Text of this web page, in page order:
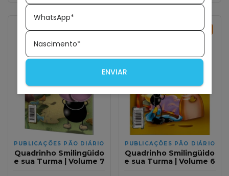
40%OFF
PUBLICAÇÕES PÃO DIÁRIO
Quadrinho Smilingüido
e sua Turma | Volume 7
40%OFF
PUBLICAÇÕES PÃO DIÁRIO
Quadrinho Smilingüido
e sua Turma | Volume 6
WhatsApp*
Nascimento*
ENVIAR